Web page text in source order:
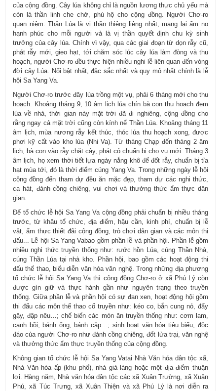
của cộng đồng. Cây lúa không chỉ là nguồn lương thực chủ yếu mà
còn là thần linh che chở, phù hộ cho cộng đồng. Người Chơ-ro
quan niệm: Thần Lúa là vị thần thiêng liêng nhất, mang lại ấm no
hạnh phúc cho mỗi người và là vị thần quyết định chu kỳ sinh
trưởng của cây lúa. Chính vì vậy, qua các giai đoạn từ dọn rẫy cũ,
phát rẫy mới, gieo hạt, tới chăm sóc lúc cây lúa làm đòng và thu
hoạch, người Chơ-ro đều thực hiện nhiều nghi lễ liên quan đến vòng
đời cây Lúa. Nổi bật nhất, đặc sắc nhất và quy mô nhất chính là lễ
hội Sa Yang Va.
Người Chơ-ro trước đây lúa trồng một vụ, phải 6 tháng mới cho thu
hoạch. Khoảng tháng 9, 10 âm lịch lúa chín bà con thu hoạch đem
lúa về nhà, thời gian này mặt trời đã đi nghiêng, cộng đồng cho
rằng ngay cả mặt trời cũng còn kính nể Thần Lúa. Khoảng tháng 11
âm lịch, mùa nương rẫy kết thúc, thóc lúa thu hoạch xong, được
phơi kỹ cất vào kho lúa (Nhi Va). Từ tháng Chạp đến tháng 2 âm
lịch, bà con vào rẫy chặt cây, phát cỏ chuẩn bị cho vụ mới. Tháng 3
âm lịch, họ xem thời tiết lựa ngày nắng khô để đốt rẫy, chuẩn bị tỉa
hạt mùa tới, đó là thời điểm cúng Yang Va. Trong những ngày lễ hội
cộng đồng đến tham dự đều ăn mặc đẹp, tham dự các nghi thức,
ca hát, đánh cồng chiêng, vui chơi và thưởng thức ẩm thực dân
gian.
Để tổ chức lễ hội Sa Yang Va cộng đồng phải chuẩn bị nhiều tháng
trước, từ khâu tổ chức, địa điểm, hậu cần, kinh phí, chuẩn bị lễ
vật, ẩm thực thiết đãi cộng đồng, trò chơi dân gian và các môn thi
đấu... Lễ hội Sa Yang Vabao gồm phần lễ và phần hội. Phần lễ gồm
nhiều nghi thức truyền thống như: rước hồn Lúa, cúng Thần Nhà,
cúng Thần Lúa tại nhà kho. Phần hội, bao gồm các hoạt động thi
đấu thể thao, biểu diễn văn hóa văn nghệ. Trong những địa phương
tổ chức lễ hội Sa Yang Va thì cộng đồng Chơ-ro ở xã Phú Lý còn
được gìn giữ và thực hành gần như nguyên trạng theo truyền
thống. Giữa phần lễ và phần hội có sự đan xen, hoạt động hội gồm
thi đấu các môn thể thao cổ truyền như: kéo co, bắn cung nỏ, đẩy
gậy, đập nêu…; chế biến các món ăn truyền thống như: cơm lam,
canh bồi, bánh ống, bánh cặp…; sinh hoạt văn hóa tiêu biểu, độc
đáo của người Chơ-ro như đánh cồng chiêng, đốt lửa trại, văn nghệ
và thưởng thức ẩm thực truyền thống của cộng đồng.
Không gian tổ chức lễ hội Sa Yang Vatại Nhà Văn hóa dân tộc xã,
Nhà Văn hóa ấp (khu phố), nhà già làng hoặc một địa điểm thuận
lợi. Hàng năm, Nhà văn hóa dân tộc các xã Xuân Trường, xã Xuân
Phú, xã Túc Trưng, xã Xuân Thiện và xã Phú Lý là nơi diễn ra